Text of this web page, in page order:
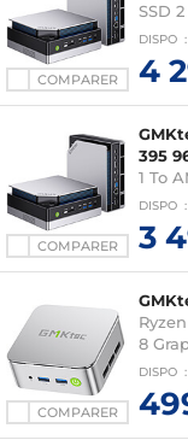
COMPARER
SSD
DISPO :
4
COMPARER
395
1 To
DISPO :
3
COMPARER
8
DISPO :